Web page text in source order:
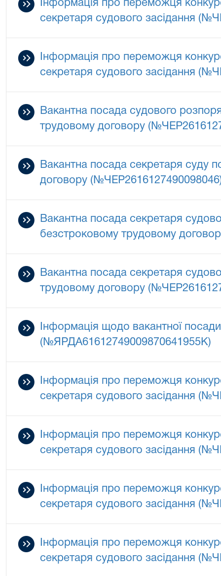
Інформація про переможця
секретаря судового засідання
Інформація про переможця
секретаря судового засідання
Вакантна посада судового
трудовому договору
Вакантна посада секретаря суду
договору
Вакантна посада секретаря
безстроковому трудовому
Вакантна посада секретаря
трудовому договору
Інформація щодо вакантної
(№ЯРДА61612749009870641955К)
Інформація про переможця
секретаря судового засідання
Інформація про переможця
секретаря судового засідання
Інформація про переможця
секретаря судового засідання
Інформація про переможця
секретаря судового засідання